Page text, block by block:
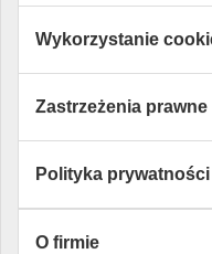
Wykorzystanie
Zastrzeżenia prawne
Polityka
O firmie